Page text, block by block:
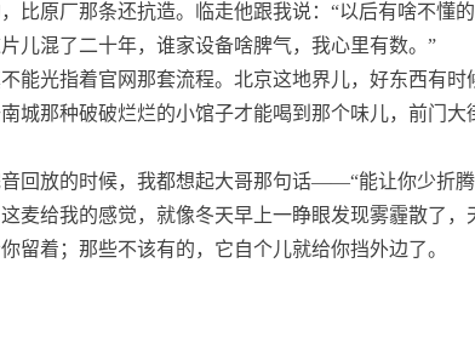
比原厂那条还抗造。临走他跟我说：“以后有啥不懂
儿混了二十年，谁家设备啥脾气，我心里有数。”
能光指着官网那套流程。北京这地界儿，好东西有时
城那种破破烂烂的小馆子才能喝到那个味儿，前门大
回放的时候，我都想起大哥那句话——“能让你少折
麦给我的感觉，就像冬天早上一睁眼发现雾霾散了，
留着；那些不该有的，它自个儿就给你挡外边了。